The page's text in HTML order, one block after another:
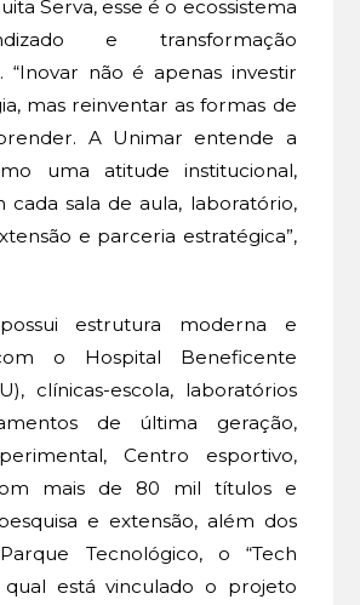
Serva, esse é o ecossistema
e transformação
“Inovar não é apenas investir
mas reinventar as formas de
A Unimar entende a
uma atitude institucional,
cada sala de aula, laboratório,
e parceria estratégica”,
estrutura moderna e
o Hospital Beneficente
clínicas-escola, laboratórios
de última geração,
Centro esportivo,
mais de 80 mil títulos e
e extensão, além dos
Tecnológico, o “Tech
qual está vinculado o projeto